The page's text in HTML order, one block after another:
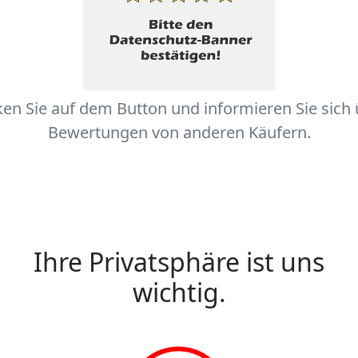
Sie auf dem Button und informieren Sie sich
Bewertungen von anderen Käufern.
Ihre Privatsphäre ist uns
wichtig.